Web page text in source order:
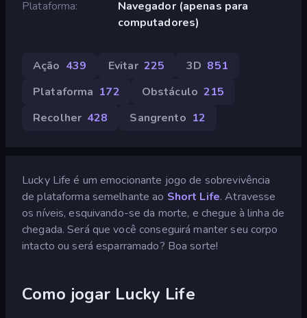
Plataforma
Navegador (apenas para
computadores)
Ação 439 Evitar 225 3D 851
Plataforma 172 Obstáculo 215
Recolher 428 Sangrento 12
Lucky Life é um emocionante jogo de sobrevivência
de plataforma semelhante ao Short Life. Atravesse
os níveis, esquivando-se da morte, e chegue à linha de
chegada. Será que você conseguirá manter seu corpo
intacto ou será esparramado? Boa sorte!
Como jogar Lucky Life